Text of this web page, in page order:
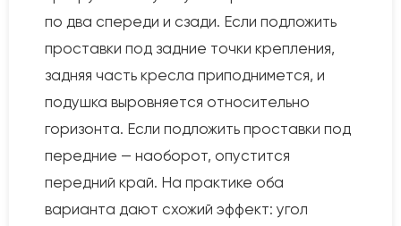
по два спереди и сзади. Если подложить
проставки под задние точки крепления,
задняя часть кресла приподнимется, и
подушка выровняется относительно
горизонта. Если подложить проставки под
передние — наоборот, опустится
передний край. На практике оба
варианта дают схожий эффект: угол